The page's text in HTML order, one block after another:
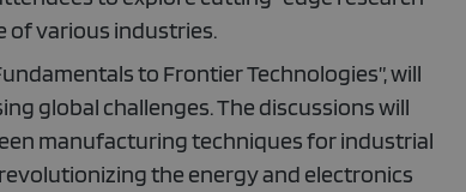
of various industries.
to Frontier Technologies”, will
global challenges. The discussions will
manufacturing techniques for industrial
the energy and electronics